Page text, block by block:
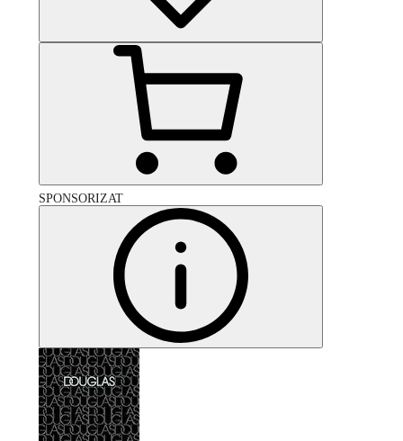
SPONSORIZAT